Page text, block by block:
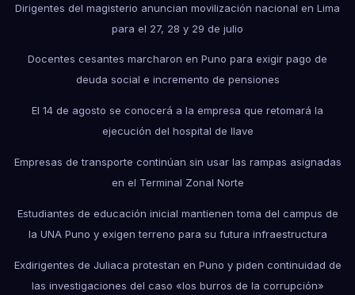
Dirigentes del magisterio anuncian movilización nacional en Lima
para el 27, 28 y 29 de julio
Docentes cesantes marcharon en Puno para exigir pago de
deuda social e incremento de pensiones
El 14 de agosto se conocerá a la empresa que retomará la
ejecución del hospital de Ilave
Empresas de transporte continúan sin usar las rampas asignadas
en el Terminal Zonal Norte
Estudiantes de educación inicial mantienen toma del campus de
la UNA Puno y exigen terreno para su futura infraestructura
Exdirigentes de Juliaca protestan en Puno y piden continuidad de
las investigaciones del caso «los burros de la corrupción»